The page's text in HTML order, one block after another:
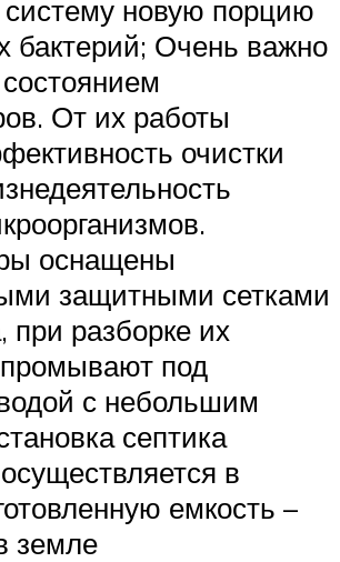
систему новую порцию
бактерий; Очень важно
От их работы
очистки
оснащены
защитными сетками
при разборке их
под
с небольшим
септика
в
емкость –
земле